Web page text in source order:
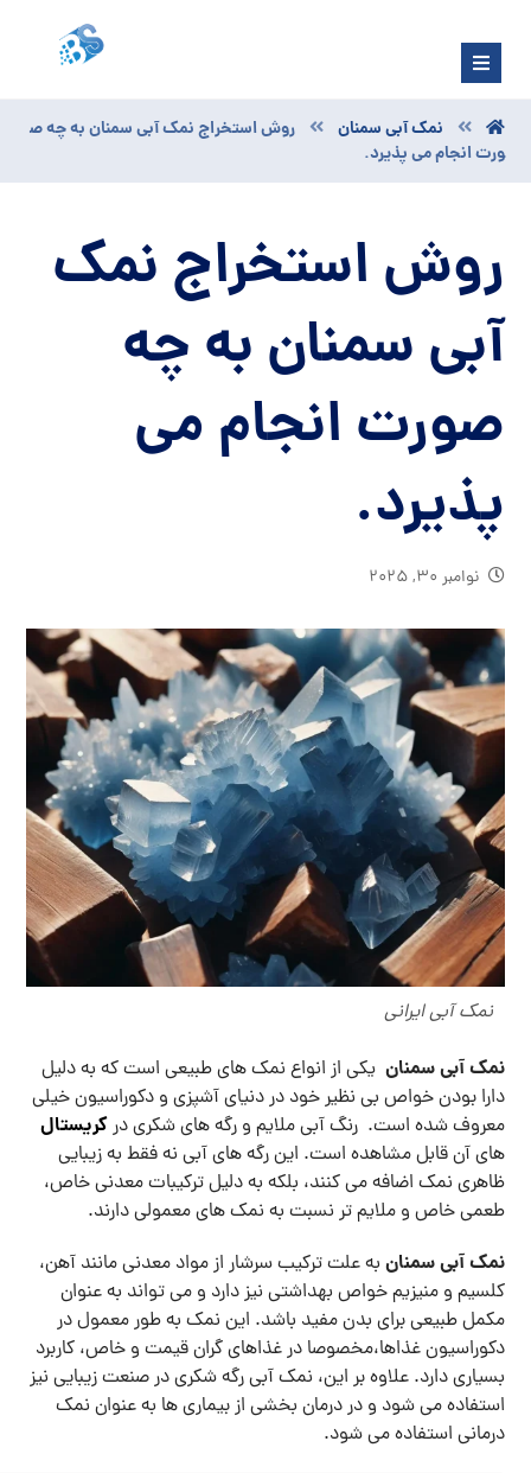
نمک آبی سمنان
روش استخراج نمک آبی سمنان به چه ص
ورت انجام می پذیرد.
روش استخراج نمک
آبی سمنان به چه
صورت انجام می
پذیرد.
نوامبر ۳۰, ۲۰۲۵
نمک آبی ایرانی
نمک آبی سمنان یکی از انواع نمک ‌های طبیعی است که به دلیل
دارا بودن خواص بی نظیر خود در دنیای آشپزی و دکوراسیون خیلی
معروف شده است. رنگ آبی ملایم و رگه‌ های شکری ‌درکریستال
های آن قابل مشاهده است. این رگه ‌های آبی نه فقط به زیبایی
ظاهری نمک اضافه می کنند، بلکه به دلیل ترکیبات معدنی خاص،
طعمی خاص و ملایم ‌تر نسبت به نمک‌ های معمولی دارند.
نمک آبی سمنان به علت ترکیب سرشار از مواد معدنی مانند آهن،
کلسیم و منیزیم خواص بهداشتی نیز دارد و می ‌تواند به عنوان
مکمل طبیعی برای بدن مفید باشد. این نمک به طور معمول در
دکوراسیون غذاها،مخصوصا در غذاهای گران‌ قیمت و خاص، کاربرد
بسیاری دارد. علاوه بر این، نمک آبی رگه شکری در صنعت زیبایی نیز
استفاده می ‌شود و در درمان بخشی از بیماری ها ‌به عنوان نمک
درمانی استفاده می شود.